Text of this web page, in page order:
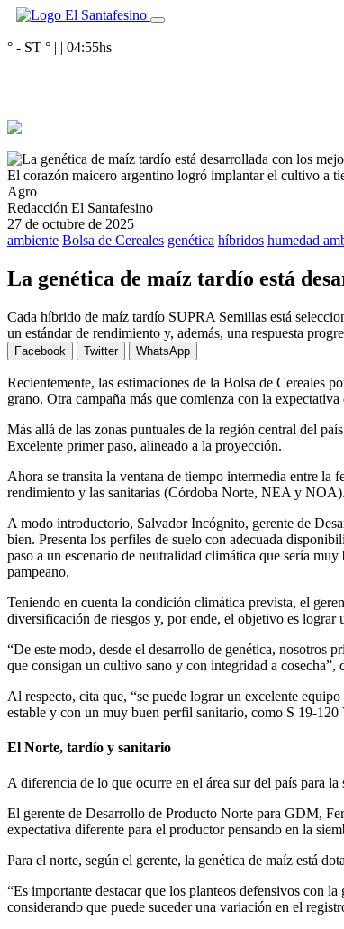
° - ST ° | | 04:55hs
El corazón maicero argentino logró implantar el cultivo a
Agro
Redacción El Santafesino
27 de octubre de 2025
ambiente Bolsa de Cereales genética híbridos humedad
La genética de maíz tardío está
Cada híbrido de maíz tardío SUPRA Semillas está
un estándar de rendimiento y, además, una respuesta
Facebook Twitter WhatsApp
Recientemente, las estimaciones de la Bolsa de Cereales
grano. Otra campaña más que comienza con la
Más allá de las zonas puntuales de la región central del
Excelente primer paso, alineado a la proyección.
Ahora se transita la ventana de tiempo intermedia entre la
rendimiento y las sanitarias (Córdoba Norte, NEA y NOA).
A modo introductorio, Salvador Incógnito, gerente de
bien. Presenta los perfiles de suelo con adecuada
paso a un escenario de neutralidad climática que sería
pampeano.
Teniendo en cuenta la condición climática prevista, el
diversificación de riesgos y, por ende, el objetivo es lograr
“De este modo, desde el desarrollo de genética, nosotros
que consigan un cultivo sano y con integridad a cosecha”,
Al respecto, cita que, “se puede lograr un excelente
estable y con un muy buen perfil sanitario, como S 19-120
El Norte, tardío y sanitario
A diferencia de lo que ocurre en el área sur del país para
El gerente de Desarrollo de Producto Norte para GDM,
expectativa diferente para el productor pensando en la
Para el norte, según el gerente, la genética de maíz está
“Es importante destacar que los planteos defensivos con
considerando que puede suceder una variación en el